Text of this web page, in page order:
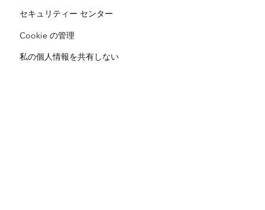
Esri ビデオ
サイトマップ
人種的平等
セキュリティー センター
Cookie の管理
私の個人情報を共有しない